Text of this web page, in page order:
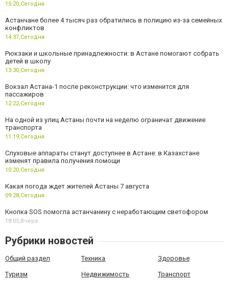
15:20,Сегодня
Астанчане более 4 тысяч раз обратились в полицию из-за семейных
конфликтов
14:37,Сегодня
Рюкзаки и школьные принадлежности: в Астане помогают собрать
детей в школу
13:30,Сегодня
Вокзал Астана-1 после реконструкции: что изменится для
пассажиров
12:22,Сегодня
На одной из улиц Астаны почти на неделю ограничат движение
транспорта
11:19,Сегодня
Слуховые аппараты станут доступнее в Астане: в Казахстане
изменят правила получения помощи
10:20,Сегодня
Какая погода ждет жителей Астаны 7 августа
09:28,Сегодня
Кнопка SOS помогла астанчанину с неработающим светофором
18:05, Вчера
Рубрики новостей
Общий раздел Техника Здоровье
Туризм Недвижимость Транспорт